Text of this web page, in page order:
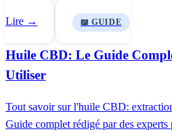
Lire → 📖 GUIDE
Huile CBD: Le Guide
Utiliser
Tout savoir sur l'huile CBD:
Guide complet rédigé par des